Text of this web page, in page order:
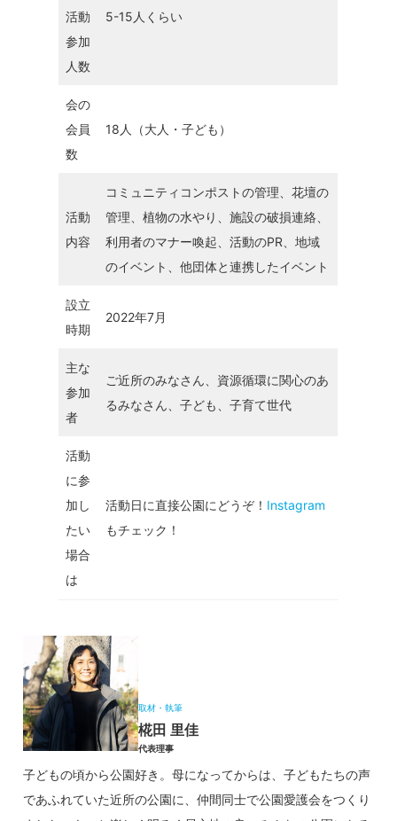
活動
参加
人数
5-15人くらい
会の
会員
数
18人（大人・子ども）
活動
内容
コミュニティコンポストの管理、花壇の
管理、植物の水やり、施設の破損連絡、
利用者のマナー喚起、活動のPR、地域
のイベント、他団体と連携したイベント
設立
時期
2022年7月
主な
参加
者
ご近所のみなさん、資源循環に関心のあ
るみなさん、子ども、子育て世代
活動
に参
加し
たい
場合
は
活動日に直接公園にどうぞ！ Instagram
もチェック！
取材・執筆
椛田 里佳
代表理事
子どもの頃から公園好き。母になってからは、子どもたちの声
であふれていた近所の公園に、仲間同士で公園愛護会をつくり